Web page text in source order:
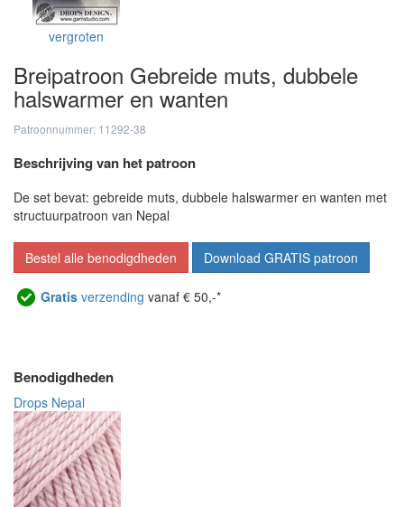
vergroten
Breipatroon Gebreide muts, dubbele
halswarmer en wanten
Patroonnummer: 11292-38
Beschrijving van het patroon
De set bevat: gebreide muts, dubbele halswarmer en wanten met
structuurpatroon van Nepal
Bestel alle benodigdheden Download GRATIS patroon
Gratis verzending vanaf € 50,-*
Benodigdheden
Drops Nepal